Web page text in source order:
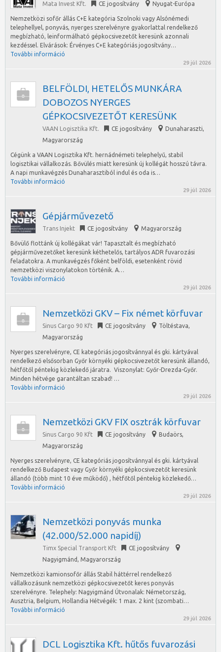
Mata Invest Kft. CE jogosítvány Nyugat-Európa
Nemzetközi sofőr állás C+E kategória Szolnoki vagy Alsónémedi
telephellyel, ponyvás, nyerges szerelvényre gyakorlattal rendelkező
megbízható, leinformálható gépkocsivezetőt keresünk azonnali
kezdéssel. Elvárások: Érvényes C+E kategóriás jogosítvány…
További információ
29 júl 2026
BELFÖLDI, HETELŐS MUNKÁRA
DOBOZOS NYERGES
GÉPKOCSIVEZETŐT KERESÜNK
VAAN Logisztika Kft. CE jogosítvány Dunaharaszti,
Magyarország
Cégünk a VAAN Logisztika Kft. hernádnémeti telephelyű, stabil
logisztikai vállalkozás. Bővülés miatt keresünk új kollégát hosszú távra.
A napi munkavégzés Dunaharasztiból indul és oda is…
További információ
29 júl 2026
Gépjárművezető
Trans Injekt CE jogosítvány Magyarország
Bővülő flottánk új kollégákat vár! Tapasztalt és megbízható
gépjárművezetőket keresünk kéthetelős, tartályos ADR fuvarozási
feladatokra. A munkavégzés főként belföldi, esetenként rövid
nemzetközi viszonylatokon történik. A…
További információ
29 júl 2026
Nemzetközi GKV – Fix német körfuvar
Sinus Cargo 90 Kft CE jogosítvány Töltéstava,
Magyarország
Nyerges szerelvényre, CE kategóriás jogosítvánnyal és gki. kártyával
rendelkező elsősorban Győr környéki gépkocsivezetőt keresünk állandó,
hétfőtől péntekig közlekedő járatra. Viszonylat: Győr-Drezda-Győr.
Minden hétvége garantáltan szabad! …
További információ
29 júl 2026
Nemzetközi GKV FIX osztrák körfuvar
Sinus Cargo 90 Kft CE jogosítvány Budaörs,
Magyarország
Nyerges szerelvényre, CE kategóriás jogosítvánnyal és gki. kártyával
rendelkező Budapest vagy Győr környéki gépkocsivezetőt keresünk
állandó (több mint 10 éve működő) , hétfőtől péntekig közlekedő…
További információ
29 júl 2026
Nemzetközi ponyvás munka
(42.000/52.000 napidíj)
Timx Special Transport Kft
CE jogosítvány
Nagyigmánd, Magyarország
Nemzetközi kamionsofőr állás Stabil háttérrel rendelkező
vállalkozásunk nemzetközi gépkocsivezetőt keres ponyvás
szerelvényre. Telephely: Nagyigmánd Útvonalak: Németország,
Ausztria, Belgium, Hollandia Hétvégék: 1 max. 2 kint (szombati…
További információ
29 júl 2026
DCL Logisztika Kft. hűtős fuvarozási